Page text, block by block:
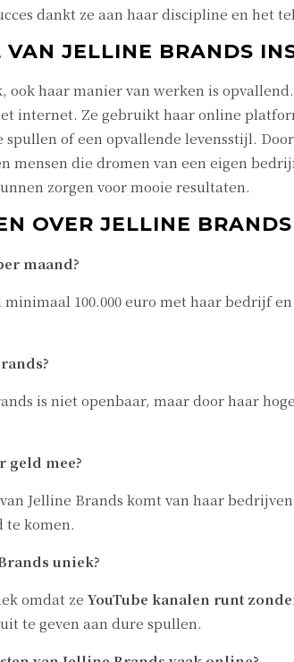
dankt ze aan haar discipline en het
JELLINE BRANDS
haar manier van werken is
internet. Ze gebruikt haar online
of een opvallende levensstijl.
mensen die dromen van een eigen
zorgen voor mooie resultaten.
OVER JELLINE
maand?
100.000 euro met haar bedrijf
is niet openbaar, maar door haar
geld mee?
Jelline Brands komt van haar
te komen.
uniek?
omdat ze YouTube kanalen runt
te geven aan dure spullen.